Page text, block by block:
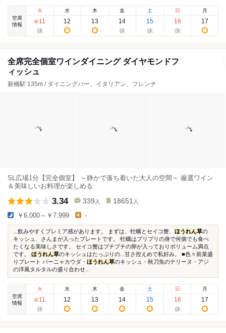
空席
情報
火
8/11
水
12
木
13
金
14
土
15
日
16
月
17
全席完全個室ワインダイニング ダイヤモンドフ
ィッシュ
新橋駅 135m / ダイニングバー、イタリアン、フレンチ
SL広場1分【完全個室】 ～静かで落ち着いた大人の空間～ 厳選ワイン
＆美味しいお料理が楽しめる
3.34 339 人 18651 人
￥6,000～￥7,999 -
...飲みやすくプレミア感があります。 まずは、牡蠣とセイコ蟹、 ほうれん草の
キッシュ、さんまが入ったプレートです。 牡蠣はプリプリの身で何個でも食べ
たくなる美味しさです。 セイコ蟹はプチプチの卵が入っておりボリューム満点
です。 ほうれん草のキッシュはたっぷりの...甘さ控えめで私好み。 ■色々前菜盛
りプレート バーニャカウダ・ ほうれん草のキッシュ・秋刀魚のテリーヌ・アジ
の洋風タルタルの盛り合わせ...
空席
情報
火
8/11
水
12
木
13
金
14
土
15
日
16
月
17